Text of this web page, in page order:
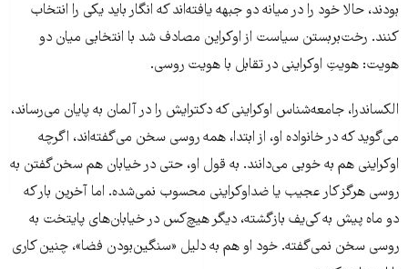
بودند، حالا خود را در میانه‌ دو جبهه یافته‌اند که انگار باید یکی را انتخاب
کنند. رخت‌بر‌بستن سیاست از اوکراین مصادف شد با انتخابی میان دو
هویت: هویتِ اوکراینی در تقابل با هویت روسی.
الکساندرا، جامعه‌شناس اوکراینی که دکترایش را در آلمان به پایان می‌رساند،
می‌گوید که در خانواده او، از ابتدا، همه روسی سخن می‌گفته‌اند، اگرچه
اوکراینی هم به خوبی می‌دانند. به قول او، حتی در خیابان هم سخن‌گفتن به
روسی هرگز کار عجیب یا ضداوکراینی محسوب نمی‌شده. اما آخرین بار که
دو ماه پیش به کی‌یف بازگشته، دیگر هیچ‌کس در خیابان‌های پایتخت به
روسی سخن نمی‌گفته. خود او هم به دلیل «سنگین‌بودن فضا»، چنین کاری